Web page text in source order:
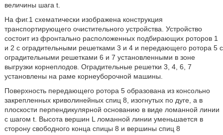
величины шага t.
На фиг.1 схематически изображена конструкция
транспортирующего очистительного устройства. Устройство
состоит из фронтально расположенных подбирающих роторов 1
и 2 с оградительными решетками 3 и 4 и передающего ротора 5 с
оградительными решетками 6 и 7 установленными в зоне
выгрузки корнеплодов. Оградительные решетки 3, 4, 6, 7
установлены на раме корнеуборочной машины.
Поверхность передающего ротора 5 образована из консольно
закрепленных криволинейных спиц 8, изогнутых по дуге, а в
плоскости перпендикулярной основанию в виде ломанной линии
с шагом t. Высота вершин L ломанной линии уменьшается в
сторону свободного конца спицы 8 и вершины спиц 8